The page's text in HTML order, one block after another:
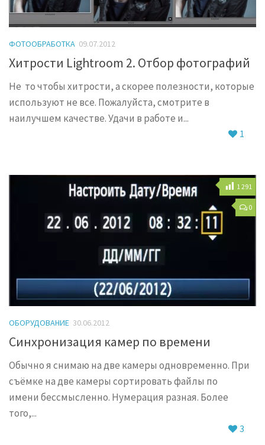
ФОТООБРАБОТКА 09.07.2012
Хитрости Lightroom 2. Отбор фотографий
Не то чтобы хитрости, а скорее полезности, которые
используют не все. Пожалуйста, смотрите в
наилучшем качестве. Удачи в работе и...
1
0
1 291
ОБОРУДОВАНИЕ 30.06.2012
Синхронизация камер по времени
Обычно я снимаю на две камеры одновременно. При
съёмке на две камеры сортировать файлы по
имени бессмысленно. Нумерация разная. Более
того,...
3